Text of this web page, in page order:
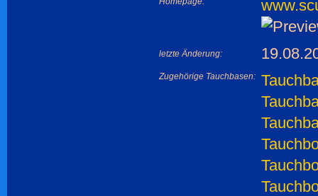
letzte Änderung:
Zugehörige Tauchbasen: